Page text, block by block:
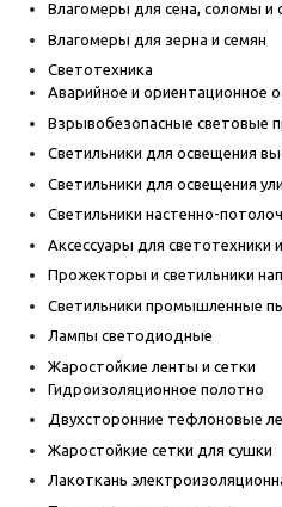
Влагомеры для сена, соломы и
Влагомеры для зерна и семян
Светотехника
Аварийное и ориентационное
Взрывобезопасные световые
Светильники для освещения
Светильники для освещения
Светильники настенно-
Аксессуары для светотехники
Прожекторы и светильники
Светильники промышленные
Лампы светодиодные
Жаростойкие ленты и сетки
Гидроизоляционное полотно
Двухсторонние тефлоновые
Жаростойкие сетки для сушки
Лакоткань